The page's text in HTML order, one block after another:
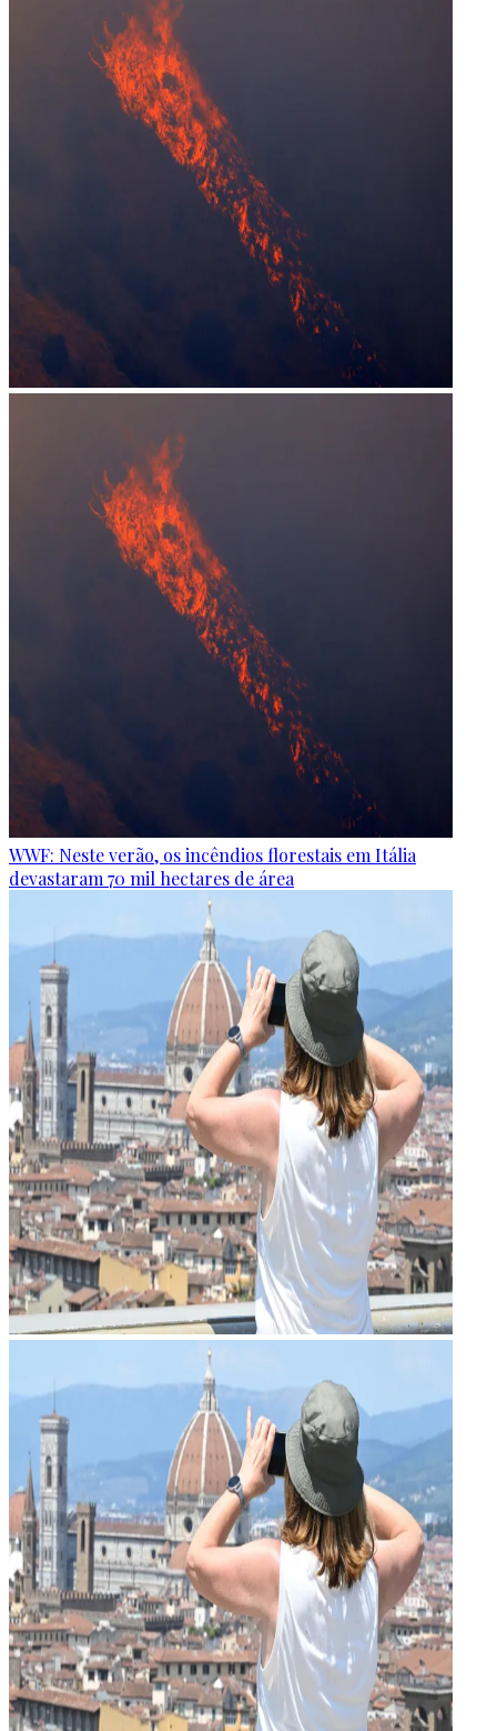
WWF: Neste verão, os incêndios florestais em Itália
devastaram 70 mil hectares de área